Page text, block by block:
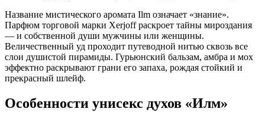
Название мистического аромата Ilm означает «знание».
Парфюм торговой марки Xerjoff раскроет тайны мироздания
— и собственной души мужчины или женщины.
Величественный уд проходит путеводной нитью сквозь все
слои душистой пирамиды. Гурьюнский бальзам, амбра и мох
эффектно раскрывают грани его запаха, рождая стойкий и
прекрасный шлейф.
Особенности унисекс духов «Илм»